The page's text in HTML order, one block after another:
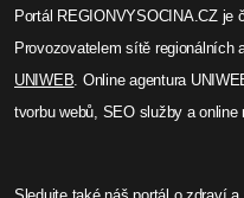
Andrea Region24
Výstava
2023. K vidění